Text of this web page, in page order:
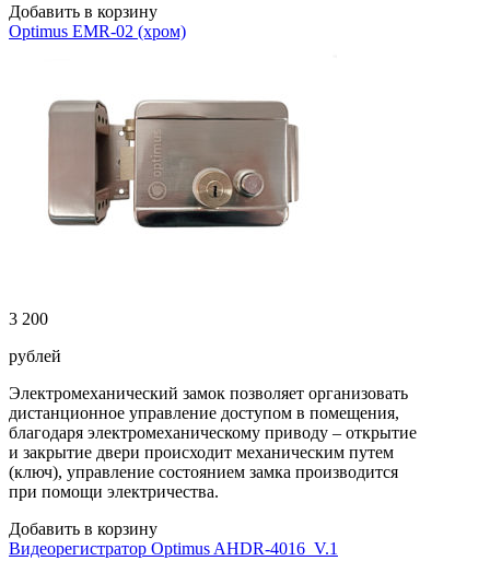
Добавить в корзину
Optimus EMR-02 (хром)
3 200
рублей
Электромеханический замок позволяет организовать
дистанционное управление доступом в помещения,
благодаря электромеханическому приводу – открытие
и закрытие двери происходит механическим путем
(ключ), управление состоянием замка производится
при помощи электричества.
Добавить в корзину
Видеорегистратор Optimus AHDR-4016_V.1